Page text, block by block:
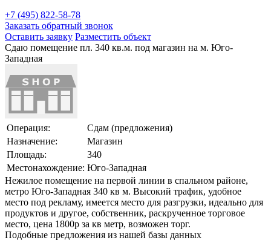
+7 (495) 822-58-78
Заказать обратный звонок
Оставить заявку Разместить объект
Сдаю помещение пл. 340 кв.м. под магазин на м. Юго-
Западная
Операция:
Сдам (предложения)
Назначение:
Магазин
Площадь:
340
Местонахождение: Юго-Западная
Нежилое помещение на первой линии в спальном районе,
метро Юго-Западная 340 кв м. Высокий трафик, удобное
место под рекламу, имеется место для разгрузки, идеально для
продуктов и другое, собственник, раскрученное торговое
место, цена 1800р за кв метр, возможен торг.
Подобные предложения из нашей базы данных